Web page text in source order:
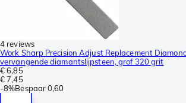
4 reviews
Work Sharp Precision Adjust Replacement
vervangende diamantslijpsteen, grof 320 grit
€ 6,85
€ 7,45
-8%Bespaar0,60